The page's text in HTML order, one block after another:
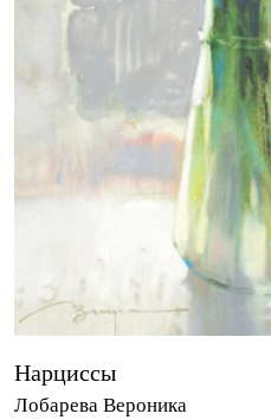
Нарциссы
Лобарева Вероника